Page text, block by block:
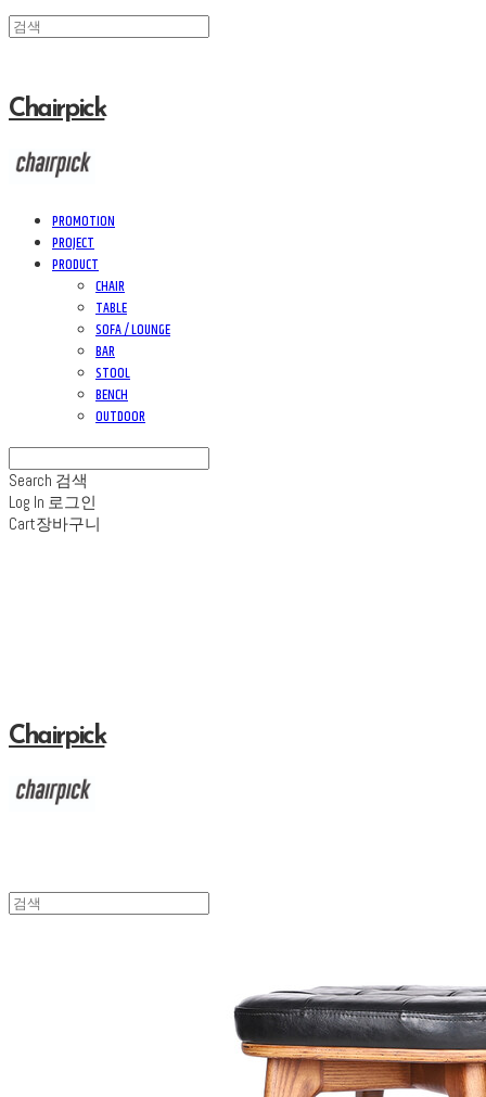
Chairpick
PROMOTION
PROJECT
PRODUCT
CHAIR
TABLE
SOFA / LOUNGE
BAR
STOOL
BENCH
OUTDOOR
Search 검색
Log In 로그인
Cart장바구니
Chairpick